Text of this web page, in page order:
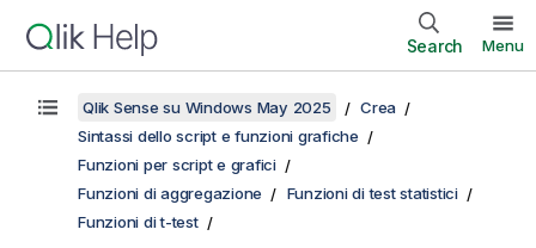
Search Menu
Qlik Sense su Windows May 2025
Crea
Sintassi dello script e funzioni grafiche
Funzioni per script e grafici
Funzioni di aggregazione
Funzioni di test statistici
Funzioni di t-test